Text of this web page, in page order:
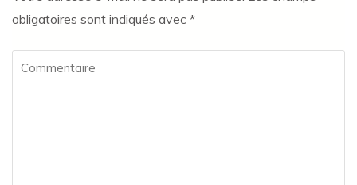
obligatoires sont indiqués avec *
Commentaire